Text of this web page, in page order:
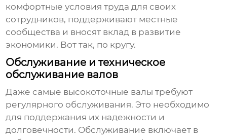
комфортные условия труда для своих
сотрудников, поддерживают местные
сообщества и вносят вклад в развитие
экономики. Вот так, по кругу.
Обслуживание и техническое
обслуживание валов
Даже самые высокоточные валы требуют
регулярного обслуживания. Это необходимо
для поддержания их надежности и
долговечности. Обслуживание включает в